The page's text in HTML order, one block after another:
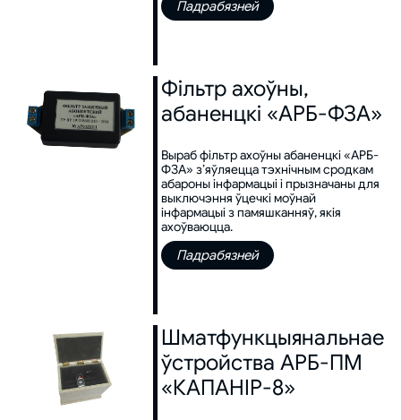
Падрабязней
Фільтр ахоўны,
абаненцкі «АРБ-ФЗА»
Выраб фільтр ахоўны абаненцкі «АРБ-
ФЗА» з’яўляецца тэхнічным сродкам
абароны інфармацыі і прызначаны для
выключэння ўцечкі моўнай
інфармацыі з памяшканняў, якія
ахоўваюцца.
Падрабязней
Шматфункцыянальнае
ўстройства АРБ-ПМ
«КАПАНІР-8»